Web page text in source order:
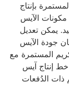
بإنتاج
الآيس
يمكن تعديل
جودة الآيس
المستمرة مع
خط إنتاج آيس
ذات الدُفعات